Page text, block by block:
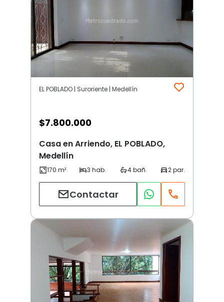
EL POBLADO | Suroriente | Medellín
$7.800.000
Casa en Arriendo, EL POBLADO,
Medellín
Contactar